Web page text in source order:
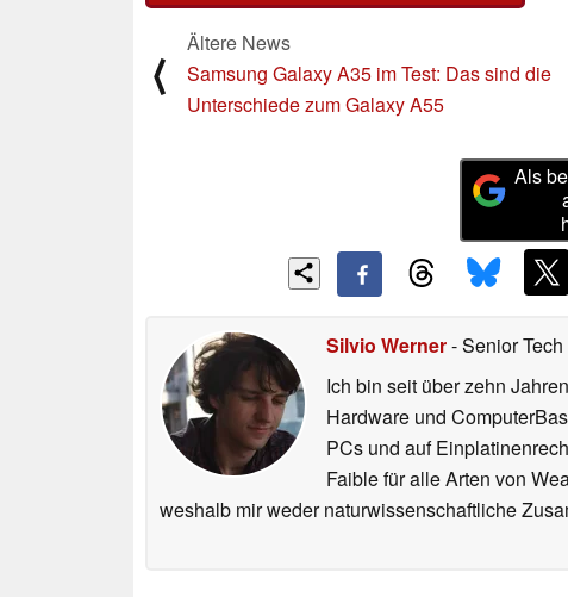
⟨
Ältere News
Samsung Galaxy A35 im Test: Das sind die
Unterschiede zum Galaxy A55
Als
Silvio Werner- Senior
Ich bin seit über zehn
Hardware und
PCs und auf
Faible für alle Arten von
weshalb mir weder naturwissenschaftliche